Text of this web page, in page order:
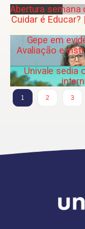
Abertura semana
Cuidar é
Gepe em
Avaliação e
Univale sedia
1 2 3